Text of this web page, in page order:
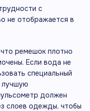
с
не отображается в
ремешок плотно
Если вода не
специальный
лучшую
должен
слоев одежды, чтобы